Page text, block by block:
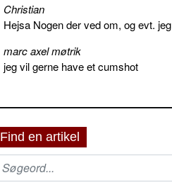
Christian
Hejsa Nogen der ved om, og evt.
marc axel møtrik
jeg vil gerne have et cumshot
Find en artikel